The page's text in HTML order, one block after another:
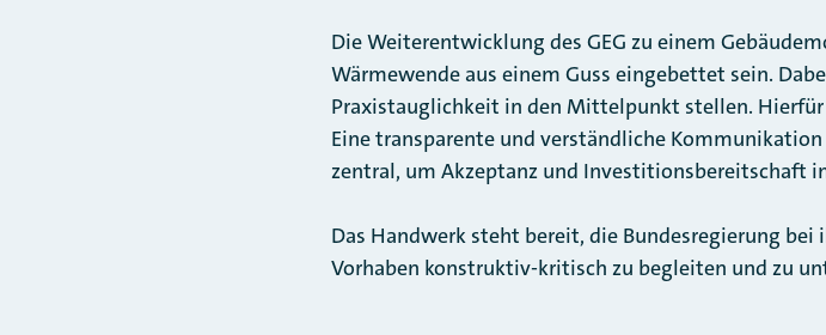
Die Weiterentwicklung des GEG zu einem
Wärmewende aus einem Guss eingebettet sein.
Praxistauglichkeit in den Mittelpunkt stellen.
Eine transparente und verständliche
zentral, um Akzeptanz und Investitionsbereitschaft
Das Handwerk steht bereit, die Bundesregierung
Vorhaben konstruktiv-kritisch zu begleiten und zu